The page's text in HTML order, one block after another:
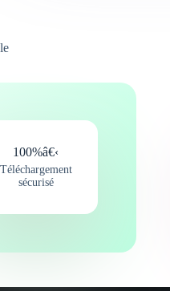
100%â€‹
Téléchargement
sécurisé